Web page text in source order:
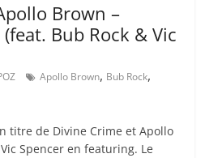
Brown –
Bub Rock & Vic
Apollo Brown, Bub Rock,
titre de Divine Crime et Apollo
Spencer en featuring. Le